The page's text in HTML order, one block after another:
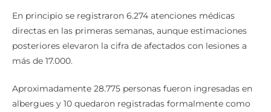
En principio se registraron 6.274 atenciones médicas
directas en las primeras semanas, aunque estimaciones
posteriores elevaron la cifra de afectados con lesiones a
más de 17.000.
Aproximadamente 28.775 personas fueron ingresadas en
albergues y 10 quedaron registradas formalmente como